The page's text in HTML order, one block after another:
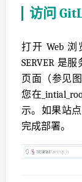
访问
打开 Web 浏
SERVER 是
页面（参见
您在
示。如果站
完成部署。